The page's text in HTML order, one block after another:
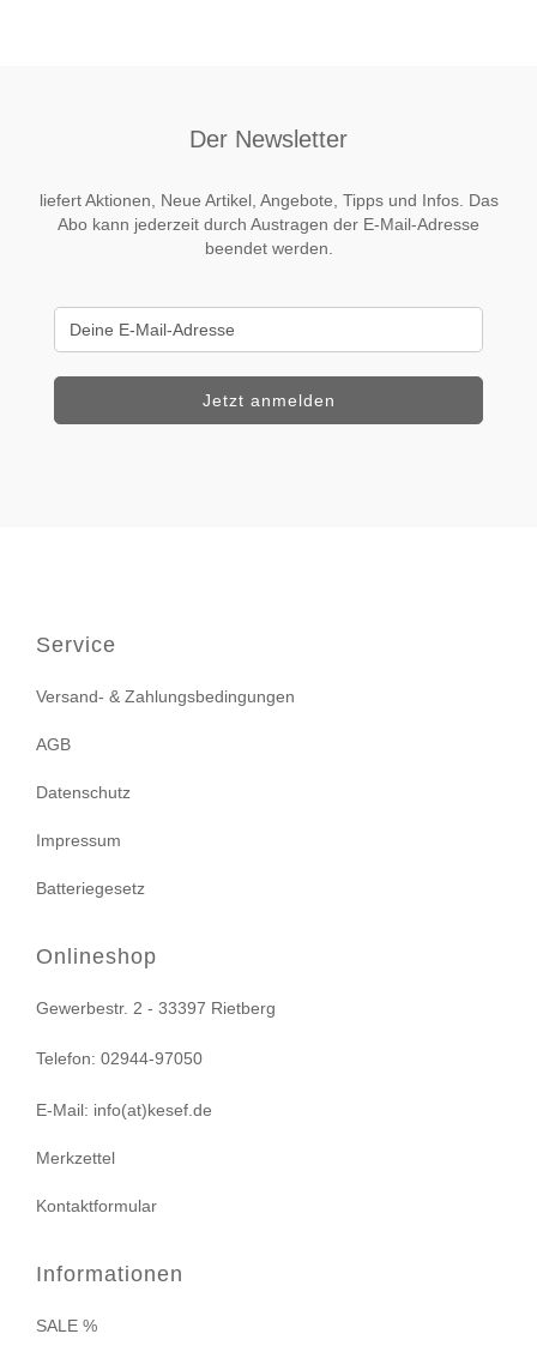
Der Newsletter
liefert Aktionen, Neue Artikel, Angebote, Tipps und Infos. Das
Abo kann jederzeit durch Austragen der E-Mail-Adresse
beendet werden.
Service
Versand- & Zahlungsbedingungen
AGB
Datenschutz
Impressum
Batteriegesetz
Onlineshop
Gewerbestr. 2 - 33397 Rietberg
Telefon: 02944-97050
E-Mail: info(at)kesef.de
Merkzettel
Kontaktformular
Informationen
SALE %